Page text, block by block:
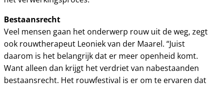
Bestaansrecht
Veel mensen gaan het onderwerp rouw uit de weg, zegt
ook rouwtherapeut Leoniek van der Maarel. “Juist
daarom is het belangrijk dat er meer openheid komt.
Want alleen dan krijgt het verdriet van nabestaanden
bestaansrecht. Het rouwfestival is er om te ervaren dat